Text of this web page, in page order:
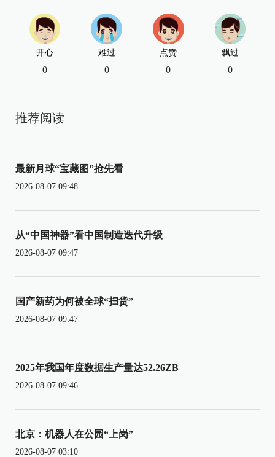
开心
0
难过
0
点赞
0
飘过
0
推荐阅读
最新月球“宝藏图”抢先看
2026-08-07 09:48
从“中国神器”看中国制造迭代升级
2026-08-07 09:47
国产新药为何被全球“扫货”
2026-08-07 09:47
2025年我国年度数据生产量达52.26ZB
2026-08-07 09:46
北京：机器人在公园“上岗”
2026-08-07 03:10